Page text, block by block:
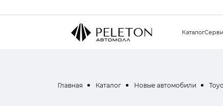
Каталог
Главная Каталог Новые автомобили